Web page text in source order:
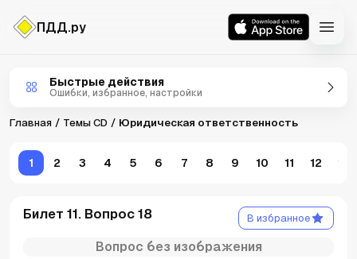
ПДД.ру
Темы CD
Быстрые действия
Ошибки, избранное, настройки
Главная Темы CD Юридическая ответственность
1 2 3 4 5 6 7 8 9 10 11 12 13
Билет 11. Вопрос 18 В избранное
Вопрос без изображения